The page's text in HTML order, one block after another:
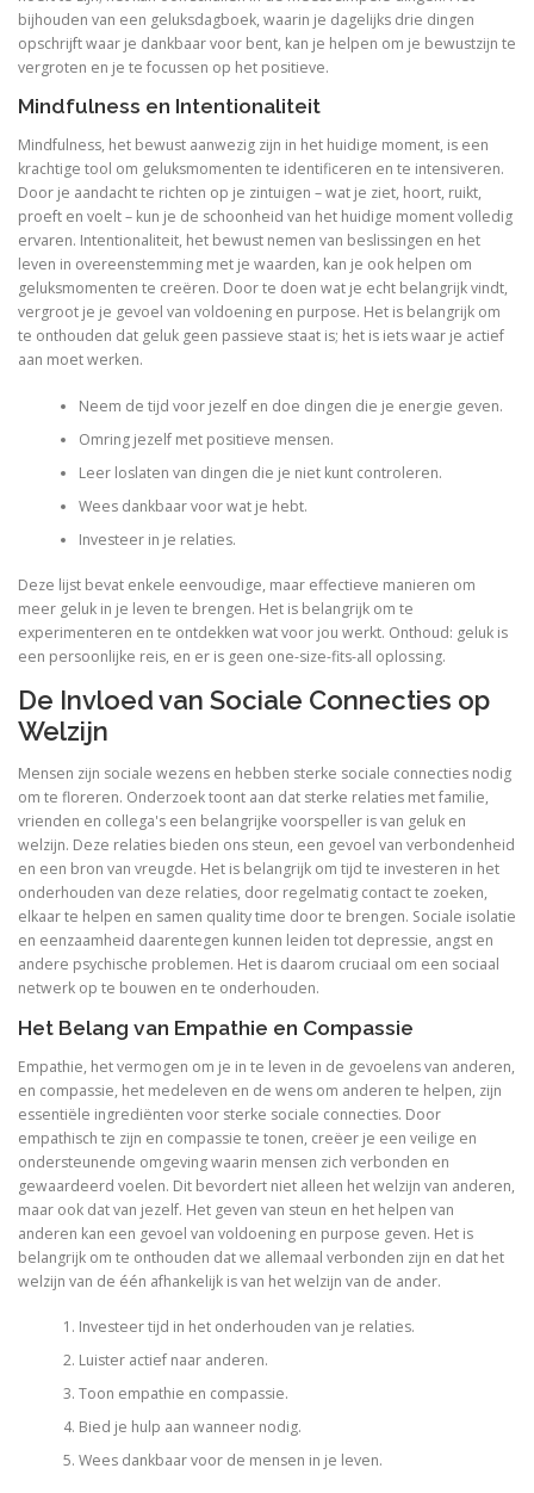
bijhouden van een geluksdagboek, waarin je dagelijks drie dingen
opschrijft waar je dankbaar voor bent, kan je helpen om je bewustzijn te
vergroten en je te focussen op het positieve.
Mindfulness en Intentionaliteit
Mindfulness, het bewust aanwezig zijn in het huidige moment, is een
krachtige tool om geluksmomenten te identificeren en te intensiveren.
Door je aandacht te richten op je zintuigen – wat je ziet, hoort, ruikt,
proeft en voelt – kun je de schoonheid van het huidige moment volledig
ervaren. Intentionaliteit, het bewust nemen van beslissingen en het
leven in overeenstemming met je waarden, kan je ook helpen om
geluksmomenten te creëren. Door te doen wat je echt belangrijk vindt,
vergroot je je gevoel van voldoening en purpose. Het is belangrijk om
te onthouden dat geluk geen passieve staat is; het is iets waar je actief
aan moet werken.
Neem de tijd voor jezelf en doe dingen die je energie geven.
Omring jezelf met positieve mensen.
Leer loslaten van dingen die je niet kunt controleren.
Wees dankbaar voor wat je hebt.
Investeer in je relaties.
Deze lijst bevat enkele eenvoudige, maar effectieve manieren om
meer geluk in je leven te brengen. Het is belangrijk om te
experimenteren en te ontdekken wat voor jou werkt. Onthoud: geluk is
een persoonlijke reis, en er is geen one-size-fits-all oplossing.
De Invloed van Sociale Connecties op
Welzijn
Mensen zijn sociale wezens en hebben sterke sociale connecties nodig
om te floreren. Onderzoek toont aan dat sterke relaties met familie,
vrienden en collega's een belangrijke voorspeller is van geluk en
welzijn. Deze relaties bieden ons steun, een gevoel van verbondenheid
en een bron van vreugde. Het is belangrijk om tijd te investeren in het
onderhouden van deze relaties, door regelmatig contact te zoeken,
elkaar te helpen en samen quality time door te brengen. Sociale isolatie
en eenzaamheid daarentegen kunnen leiden tot depressie, angst en
andere psychische problemen. Het is daarom cruciaal om een sociaal
netwerk op te bouwen en te onderhouden.
Het Belang van Empathie en Compassie
Empathie, het vermogen om je in te leven in de gevoelens van anderen,
en compassie, het medeleven en de wens om anderen te helpen, zijn
essentiële ingrediënten voor sterke sociale connecties. Door
empathisch te zijn en compassie te tonen, creëer je een veilige en
ondersteunende omgeving waarin mensen zich verbonden en
gewaardeerd voelen. Dit bevordert niet alleen het welzijn van anderen,
maar ook dat van jezelf. Het geven van steun en het helpen van
anderen kan een gevoel van voldoening en purpose geven. Het is
belangrijk om te onthouden dat we allemaal verbonden zijn en dat het
welzijn van de één afhankelijk is van het welzijn van de ander.
Investeer tijd in het onderhouden van je relaties.
Luister actief naar anderen.
Toon empathie en compassie.
Bied je hulp aan wanneer nodig.
Wees dankbaar voor de mensen in je leven.